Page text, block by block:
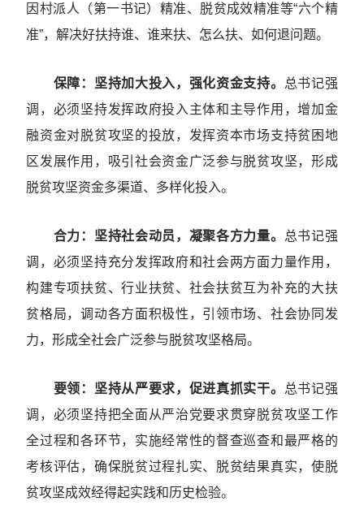
因村派人（第一书记）精准、脱贫成效精准等“六个精
准”，解决好扶持谁、谁来扶、怎么扶、如何退问题。
保障：坚持加大投入，强化资金支持。 总书记强
调，必须坚持发挥政府投入主体和主导作用，增加金
融资金对脱贫攻坚的投放，发挥资本市场支持贫困地
区发展作用，吸引社会资金广泛参与脱贫攻坚，形成
脱贫攻坚资金多渠道、多样化投入。
合力：坚持社会动员，凝聚各方力量。 总书记强
调，必须坚持充分发挥政府和社会两方面力量作用，
构建专项扶贫、行业扶贫、社会扶贫互为补充的大扶
贫格局，调动各方面积极性，引领市场、社会协同发
力，形成全社会广泛参与脱贫攻坚格局。
要领：坚持从严要求，促进真抓实干。 总书记强
调，必须坚持把全面从严治党要求贯穿脱贫攻坚工作
全过程和各环节，实施经常性的督查巡查和最严格的
考核评估，确保脱贫过程扎实、脱贫结果真实，使脱
贫攻坚成效经得起实践和历史检验。